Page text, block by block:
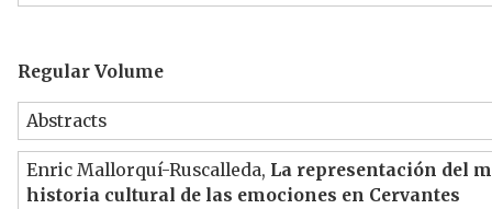
Regular Volume
Abstracts
Enric Mallorquí-Ruscalleda, La representación del
historia cultural de las emociones en Cervantes